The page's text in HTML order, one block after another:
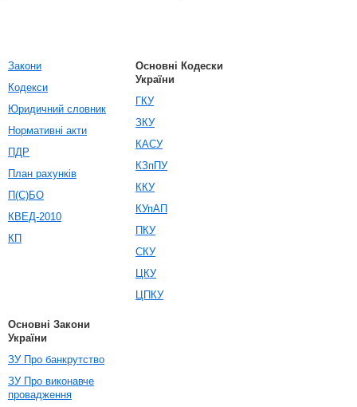
Закони
Кодекси
Юридичний словник
Нормативні акти
ПДР
План рахунків
П(С)БО
КВЕД-2010
КП
Основні Кодески
України
ГКУ
ЗКУ
КАСУ
КЗпПУ
ККУ
КУпАП
ПКУ
СКУ
ЦКУ
ЦПКУ
Основні Закони
України
ЗУ Про банкрутство
ЗУ Про виконавче
провадження